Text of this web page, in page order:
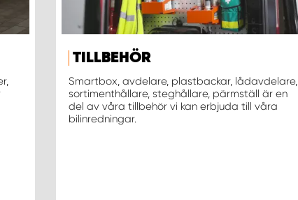
TILLBEHÖR
Smartbox, avdelare, plastbackar, lådavdelare,
sortimenthållare, steghållare, pärmställ är en
del av våra tillbehör vi kan erbjuda till våra
bilinredningar.